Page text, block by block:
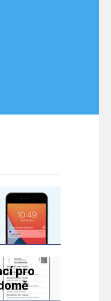
pro